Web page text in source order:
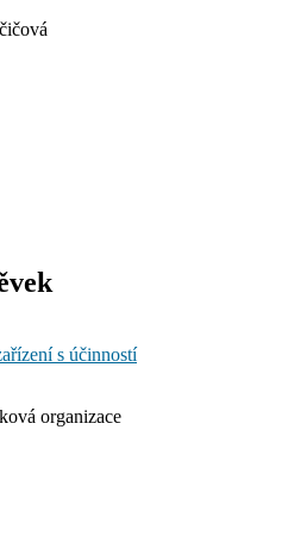
s účinností
organizace